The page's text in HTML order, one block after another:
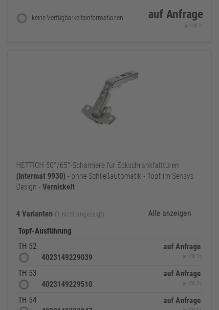
keine Verfügbarkeitsinformationen auf Anfrage
je 100 St
HETTICH 50°/65°-Scharniere für Eckschrankfalttüren
(Intermat 9930) - ohne Schließautomatik - Topf im Sensys
Design - Vernickelt
4 Varianten (1 nicht angezeigt)
Alle anzeigen
Topf-Ausführung
TH 52
4023149229039
auf Anfrage
je 100 St
TH 53
4023149229510
auf Anfrage
je 100 St
TH 54
auf Anfrage